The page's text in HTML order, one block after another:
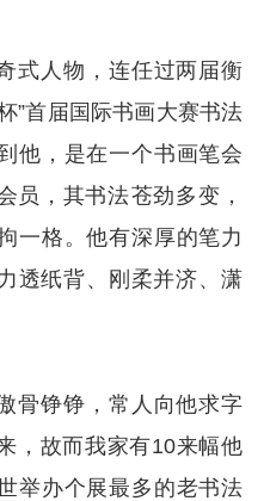
式人物，连任过两届衡
”首届国际书画大赛书法
他，是在一个书画笔会
员，其书法‌苍劲多变‌，
一格。他有深厚的笔力
透纸背、‌‌刚柔并济、‌潇
骨铮铮，常人向他求字
，故而我家有10来幅他
举办个展最多的老书法